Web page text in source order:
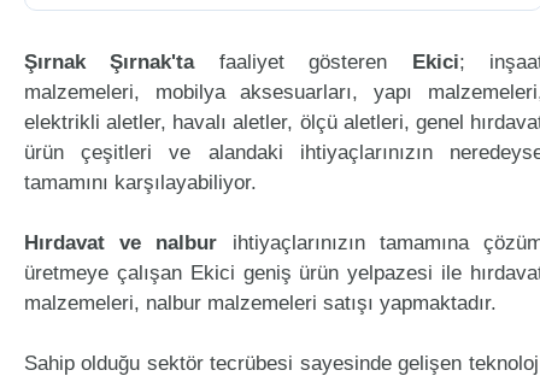
Şırnak Şırnak'tafaaliyet gösteren Ekici;
malzemeleri, mobilya aksesuarları, yapı
elektrikli aletler, havalı aletler, ölçü aletleri, genel
ürün çeşitleri ve alandaki ihtiyaçlarınızın
tamamını karşılayabiliyor.
Hırdavat ve nalbur ihtiyaçlarınızın tamamına
üretmeye çalışan Ekici geniş ürün yelpazesi ile
malzemeleri, nalbur malzemeleri satışı yapmaktadır.
Sahip olduğu sektör tecrübesi sayesinde gelişen